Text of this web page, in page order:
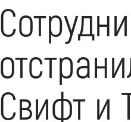
Свифт и